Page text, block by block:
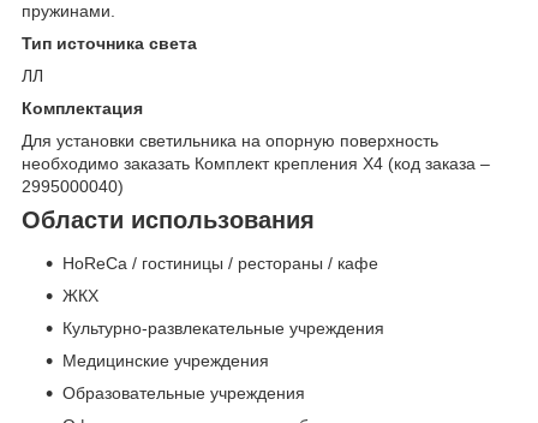
пружинами.
Тип источника света
ЛЛ
Комплектация
Для установки светильника на опорную поверхность
необходимо заказать Комплект крепления Х4 (код заказа –
2995000040)
Области использования
HoReCa / гостиницы / рестораны / кафе
ЖКХ
Культурно-развлекательные учреждения
Медицинские учреждения
Образовательные учреждения